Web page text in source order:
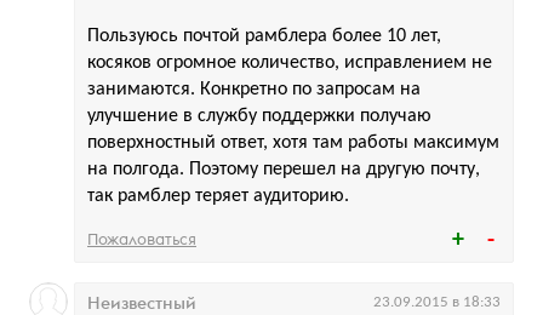
Пользуюсь почтой рамблера более 10 лет,
косяков огромное количество, исправлением не
занимаются. Конкретно по запросам на
улучшение в службу поддержки получаю
поверхностный ответ, хотя там работы максимум
на полгода. Поэтому перешел на другую почту,
так рамблер теряет аудиторию.
Пожаловаться
Неизвестный 23.09.2015 в 18:33